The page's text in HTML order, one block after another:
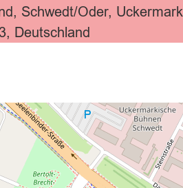
Schwedt/Oder,
Deutschland